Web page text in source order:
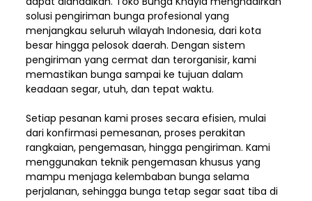
solusi pengiriman bunga profesional yang
menjangkau seluruh wilayah Indonesia,dari kota
besar hingga pelosok daerah. Dengan sistem
pengiriman yang cermat dan terorganisir, kami
memastikan bunga sampai ke tujuan dalam
keadaan segar, utuh, dan tepat waktu.
Setiap pesanan kami proses secara efisien, mulai
dari konfirmasi pemesanan, proses perakitan
rangkaian, pengemasan, hingga pengiriman. Kami
menggunakan teknik pengemasan khusus yang
mampu menjaga kelembaban bunga selama
perjalanan, sehingga bunga tetap segar saat tiba di